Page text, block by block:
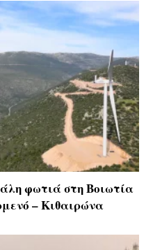
φωτιά στη Βοιωτία
– Κιθαιρώνα